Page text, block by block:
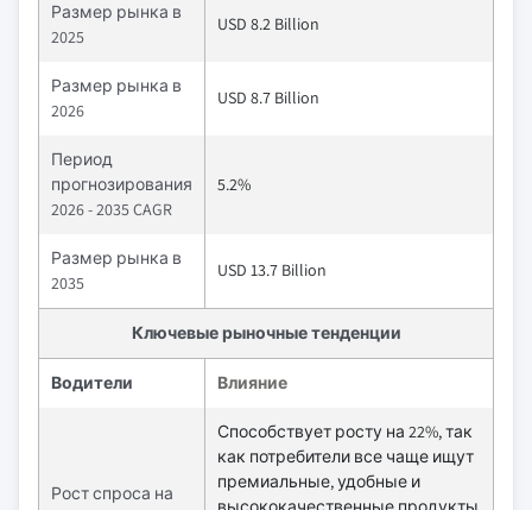
Размер рынка в
2025
USD 8.2 Billion
Размер рынка в
2026
USD 8.7 Billion
Период
прогнозирования
2026 - 2035 CAGR
5.2%
Размер рынка в
2035
USD 13.7 Billion
Ключевые рыночные тенденции
Водители Влияние
Рост спроса на
Способствует росту на 22%, так
как потребители все чаще ищут
премиальные, удобные и